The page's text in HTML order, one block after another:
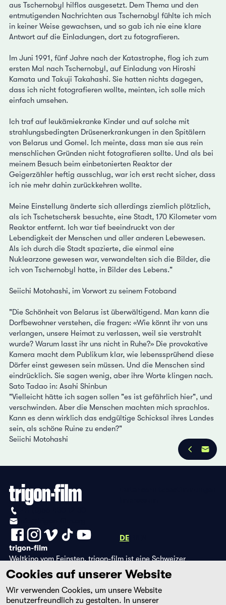
aus Tschernobyl hilflos ausgesetzt. Dem Thema und den
entmutigenden Nachrichten aus Tschernobyl fühlte ich mich
in keiner Weise gewachsen, und so gab ich nie eine klare
Antwort auf die Einladungen, dort zu fotografieren.
Im Juni 1991, fünf Jahre nach der Katastrophe, flog ich zum
ersten Mal nach Tschernobyl, auf Einladung von Hiroshi
Kamata und Takuji Takahashi. Sie hatten nichts dagegen,
dass ich nicht fotografieren wollte, meinten, ich solle mich
einfach umsehen.
Ich traf auf leukämiekranke Kinder und auf solche mit
strahlungsbedingten Drüsenerkrankungen in den Spitälern
von Belarus und Gomel. Ich meinte, dass man sie aus rein
menschlichen Gründen nicht fotografieren sollte. Und als bei
meinem Besuch beim einbetonierten Reaktor der
Geigerzähler heftig ausschlug, war ich erst recht sicher, dass
ich nie mehr dahin zurückkehren wollte.
Meine Einstellung änderte sich allerdings ziemlich plötzlich,
als ich Tschetschersk besuchte, eine Stadt, 170 Kilometer vom
Reaktor entfernt. Ich war tief beeindruckt von der
Lebendigkeit der Menschen und aller anderen Lebewesen.
Als ich durch die Stadt spazierte, die einmal eine
Nuklearzone gewesen war, verwandelten sich die Bilder, die
ich von Tschernobyl hatte, in Bilder des Lebens."
Seiichi Motohashi, im Vorwort zu seinem Fotoband
"Die Schönheit von Belarus ist überwältigend. Man kann die
Dorfbewohner verstehen, die fragen: «Wie könnt ihr von uns
verlangen, unsere Heimat zu verlassen, weil sie verstrahlt
wurde? Warum lasst ihr uns nicht in Ruhe?» Die provokative
Kamera macht dem Publikum klar, wie lebenssprühend diese
Dörfer einst gewesen sein müssen. Und die Menschen sind
eindrücklich. Sie sagen wenig, aber ihre Worte klingen nach.
Sato Tadao in: Asahi Shinbun
"Vielleicht hätte ich sagen sollen "es ist gefährlich hier", und
verschwinden. Aber die Menschen machten mich sprachlos.
Kann es denn wirklich das endgültige Schicksal ihres Landes
sein, als schöne Ruine zu enden?"
Seiichi Motohashi
DE
trigon-film
Weltkino vom Feinsten. trigon-film ist eine Schweizer
Filmstiftung, die seit 1988 sorgfältig ausgewählte Filme aus
Lateinamerika, Asien, Afrika und dem östlichen Europa im
Kino herausbringt und eine eigene DVD-Edition sowie die
Streaming-Plattform filmingo betreibt.
Cookies auf unserer Website
Wir verwenden Cookies, um unsere Website
benutzerfreundlich zu gestalten. In unserer